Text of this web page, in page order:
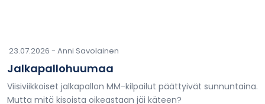
23.07.2026 - Anni Savolainen
Jalkapallohuumaa
Viisiviikkoiset jalkapallon MM-kilpailut päättyivät sunnuntaina.
Mutta mitä kisoista oikeastaan jäi käteen?